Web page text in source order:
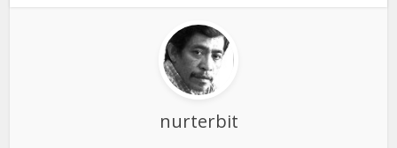
nurterbit